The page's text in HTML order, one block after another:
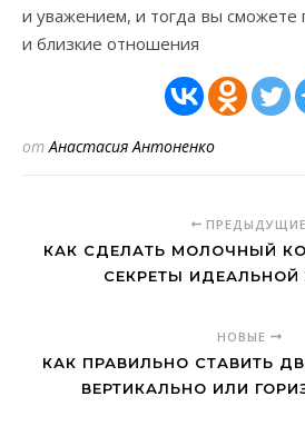
и уважением, и тогда вы сможете
и близкие отношения
отАнастасия Антоненко
ПРЕДЫДУЩИЕ
КАК СДЕЛАТЬ МОЛОЧНЫЙ
СЕКРЕТЫ ИДЕАЛЬНОЙ
НОВЫЕ
КАК ПРАВИЛЬНО СТАВИТЬ
ВЕРТИКАЛЬНО ИЛИ